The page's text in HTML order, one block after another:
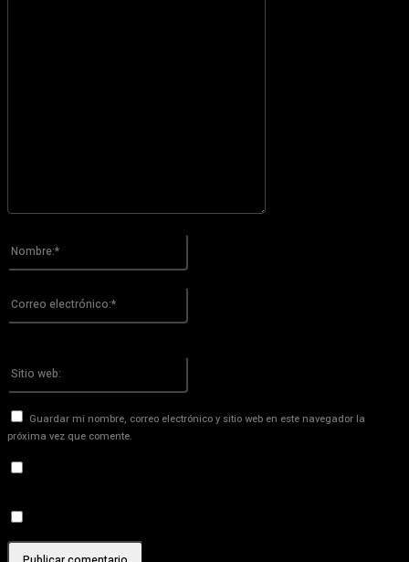
Nombre:*
Correo
Sitio
Guardar mi nombre, correo electrónico y sitio web en este navegador la
próxima vez que comente.